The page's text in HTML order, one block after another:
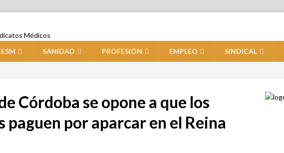
SANIDAD PROFESIÓN EMPLEO SINDICAL
Córdoba se opone a que los
por aparcar en el Reina